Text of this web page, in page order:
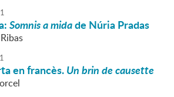
Somnis a midade Núria Pradas
en francès.Un brin de causette